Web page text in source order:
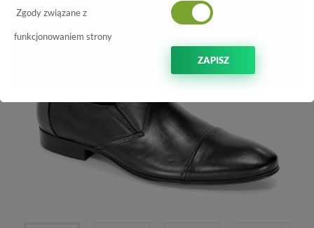
Zgody związane z
funkcjonowaniem strony
ZAPISZ